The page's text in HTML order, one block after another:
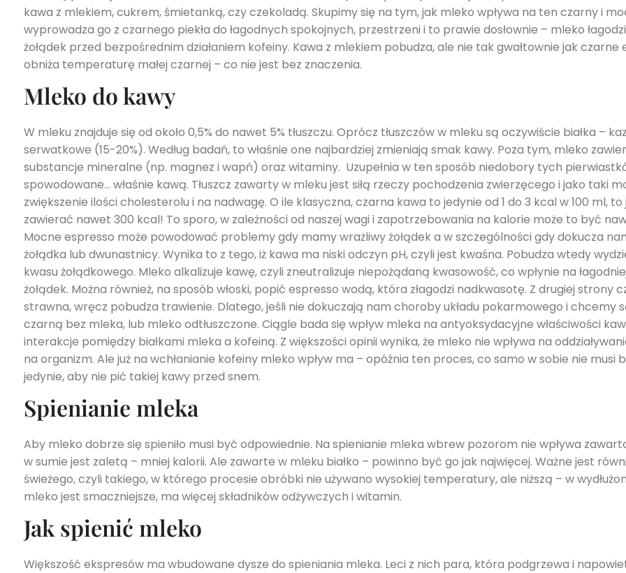
kawa z mlekiem, cukrem, śmietanką, czy czekoladą. Skupimy się na tym, jak mleko wpływa na ten czarny i
wyprowadza go z czarnego piekła do łagodnych spokojnych, przestrzeni i to prawie dosłownie – mleko
żołądek przed bezpośrednim działaniem kofeiny. Kawa z mlekiem pobudza, ale nie tak gwałtownie jak czarne
obniża temperaturę małej czarnej – co nie jest bez znaczenia.
Mleko do kawy
W mleku znajduje się od około 0,5% do nawet 5% tłuszczu. Oprócz tłuszczów w mleku są oczywiście białka –
serwatkowe (15-20%). Według badań, to właśnie one najbardziej zmieniają smak kawy. Poza tym, mleko
substancje mineralne (np. magnez i wapń) oraz witaminy. Uzupełnia w ten sposób niedobory tych
spowodowane… właśnie kawą. Tłuszcz zawarty w mleku jest siłą rzeczy pochodzenia zwierzęcego i jako taki
zwiększenie ilości cholesterolu i na nadwagę. O ile klasyczna, czarna kawa to jedynie od 1 do 3 kcal w 100 ml,
zawierać nawet 300 kcal! To sporo, w zależności od naszej wagi i zapotrzebowania na kalorie może to być
Mocne espresso może powodować problemy gdy mamy wrażliwy żołądek a w szczególności gdy dokucza
żołądka lub dwunastnicy. Wynika to z tego, iż kawa ma niski odczyn pH, czyli jest kwaśna. Pobudza wtedy
kwasu żołądkowego. Mleko alkalizuje kawę, czyli zneutralizuje niepożądaną kwasowość, co wpłynie na
żołądek. Można również, na sposób włoski, popić espresso wodą, która złagodzi nadkwasotę. Z drugiej strony
strawna, wręcz pobudza trawienie. Dlatego, jeśli nie dokuczają nam choroby układu pokarmowego i chcemy
czarną bez mleka, lub mleko odtłuszczone. Ciągle bada się wpływ mleka na antyoksydacyjne właściwości
interakcje pomiędzy białkami mleka a kofeiną. Z większości opinii wynika, że mleko nie wpływa na
na organizm. Ale już na wchłanianie kofeiny mleko wpływ ma – opóźnia ten proces, co samo w sobie nie musi
jedynie, aby nie pić takiej kawy przed snem.
Spienianie mleka
Aby mleko dobrze się spieniło musi być odpowiednie. Na spienianie mleka wbrew pozorom nie wpływa
w sumie jest zaletą – mniej kalorii. Ale zawarte w mleku białko – powinno być go jak najwięcej. Ważne jest
świeżego, czyli takiego, w którego procesie obróbki nie używano wysokiej temperatury, ale niższą – w
mleko jest smaczniejsze, ma więcej składników odżywczych i witamin.
Jak spienić mleko
Większość ekspresów ma wbudowane dysze do spieniania mleka. Leci z nich para, która podgrzewa i